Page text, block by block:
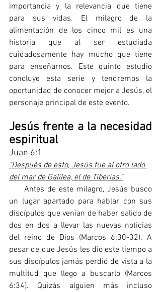
importancia y la relevancia que tiene
para sus vidas. El milagro de la
alimentación de los cinco mil es una
historia que al ser estudiada
cuidadosamente hay mucho que tiene
para enseñarnos. Este quinto estudio
concluye esta serie y tendremos la
oportunidad de conocer mejor a Jesús, el
personaje principal de este evento.
Jesús frente a la necesidad
espiritual
Juan 6:1
"Después de esto, Jesús fue al otro lado
del mar de Galilea, el de Tiberias."
un lugar apartado para hablar con sus
discípulos que venían de haber salido de
dos en dos a llevar las nuevas noticias
del reino de Dios (Marcos 6:30-32). A
pesar de que Jesús les dio este tiempo a
sus discípulos jamás perdió de vista a la
multitud que llego a buscarlo (Marcos
6:34). Quizás alguien más incluso